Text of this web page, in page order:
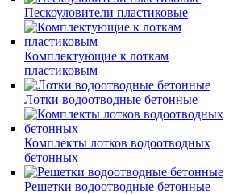
Пескоуловители пластиковые
Комплектующие к лоткам
пластиковым
Лотки водоотводные бетонные
Комплекты лотков водоотводных
бетонных
Решетки водоотводные бетонные